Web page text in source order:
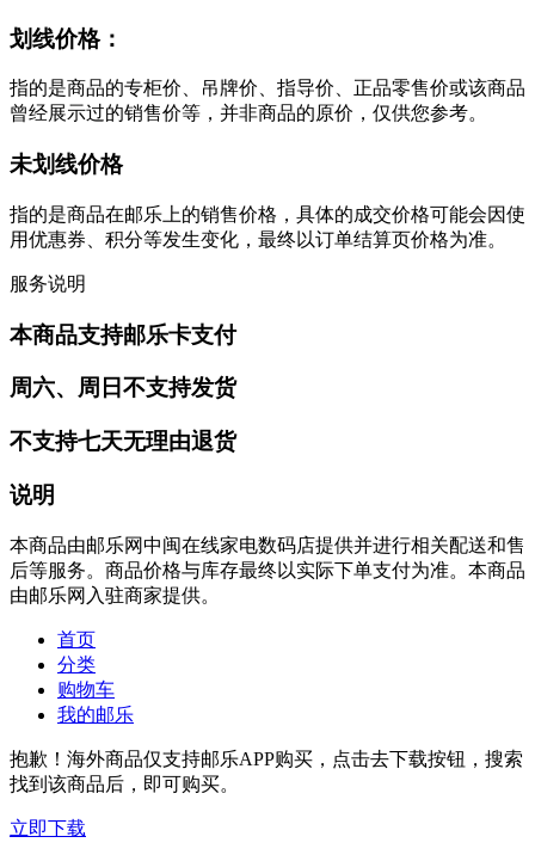
划线价格：
指的是商品的专柜价、吊牌价、指导价、正品零售价或该商品
曾经展示过的销售价等，并非商品的原价，仅供您参考。
未划线价格
指的是商品在邮乐上的销售价格，具体的成交价格可能会因使
用优惠券、积分等发生变化，最终以订单结算页价格为准。
服务说明
本商品支持邮乐卡支付
周六、周日不支持发货
不支持七天无理由退货
说明
本商品由邮乐网中闽在线家电数码店提供并进行相关配送和售
后等服务。商品价格与库存最终以实际下单支付为准。本商品
由邮乐网入驻商家提供。
首页
分类
购物车
我的邮乐
抱歉！海外商品仅支持邮乐APP购买，点击去下载按钮，搜索
找到该商品后，即可购买。
立即下载